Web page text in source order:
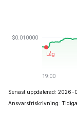
Senast uppdaterad:
Ansvarsfriskrivning: